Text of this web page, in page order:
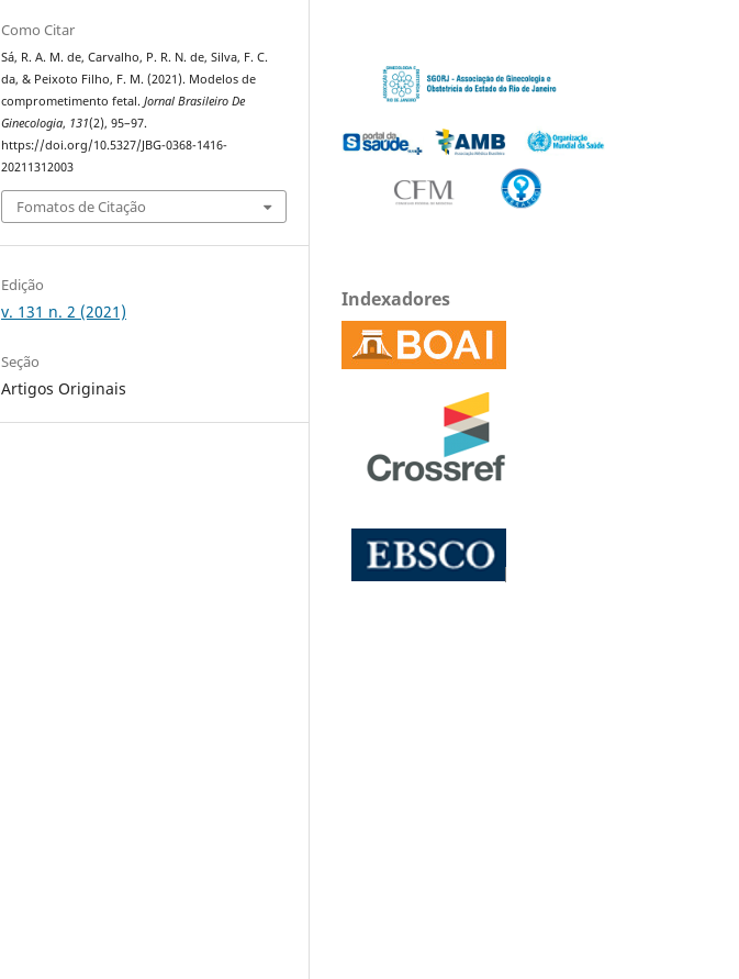
Como Citar
Sá, R. A. M. de, Carvalho, P. R. N. de, Silva, F. C.
da, & Peixoto Filho, F. M. (2021). Modelos de
comprometimento fetal.Jornal Brasileiro De
Ginecologia, 131(2), 95–97.
https://doi.org/10.5327/JBG-0368-1416-
20211312003
Fomatos de Citação
Edição
v. 131 n. 2 (2021)
Seção
Artigos Originais
Indexadores